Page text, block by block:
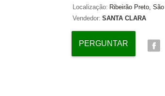
Localização: Ribeirão Preto,
Vendedor: SANTA CLARA
PERGUNTAR